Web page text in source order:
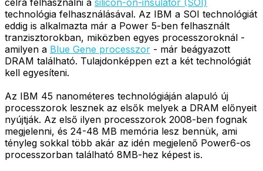
technológia felhasználásával. Az IBM a SOI technológiát
eddig is alkalmazta már a Power 5-ben felhasznált
tranzisztorokban, miközben egyes processzoroknál -
amilyen a Blue Gene processzor - már beágyazott
DRAM található. Tulajdonképpen ezt a két technológiát
kell egyesíteni.
Az IBM 45 nanométeres technológiáján alapuló új
processzorok lesznek az elsők melyek a DRAM előnyeit
nyújtják. Az első ilyen processzorok 2008-ben fognak
megjelenni, és 24-48 MB memória lesz bennük, ami
tényleg sokkal több akár az idén megjelenő Power6-os
processzorban található 8MB-hez képest is.